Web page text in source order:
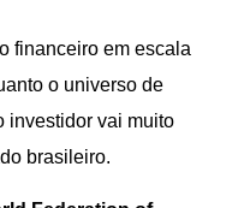
financeiro em escala
o universo de
investidor vai muito
brasileiro.